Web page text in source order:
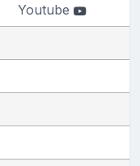
Youtube